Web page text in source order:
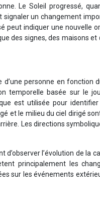
Le Soleil progressé,
signaler un changement
peut indiquer une nouvelle
des signes, des maisons et
personne en fonction
temporelle basée sur le
est utilisée pour
et le milieu du ciel dirigé
Les directions
l’évolution de la
principalement les
sur les événements